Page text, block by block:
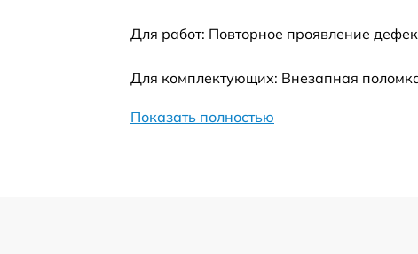
других устройств
Замена ключей управления
Для работ: Повторное проявление
Для комплектующих: Внезапная
Показать полностью